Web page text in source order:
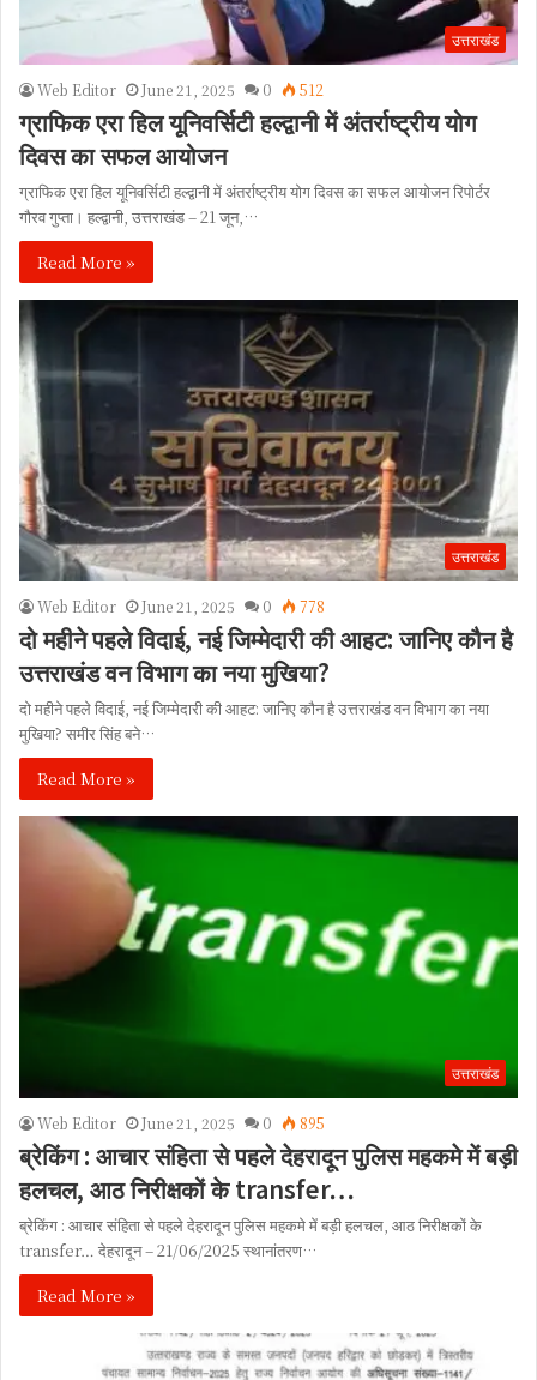
उत्तराखंड
Web Editor June 21, 2025 0 512
ग्राफिक एरा हिल यूनिवर्सिटी हल्द्वानी में अंतर्राष्ट्रीय योग
दिवस का सफल आयोजन
ग्राफिक एरा हिल यूनिवर्सिटी हल्द्वानी में अंतर्राष्ट्रीय योग दिवस का सफल आयोजन रिपोर्टर
गौरव गुप्ता। हल्द्वानी, उत्तराखंड – 21 जून,…
Read More »
उत्तराखंड
Web Editor June 21, 2025 0 778
दो महीने पहले विदाई, नई जिम्मेदारी की आहट: जानिए कौन है
उत्तराखंड वन विभाग का नया मुखिया?
दो महीने पहले विदाई, नई जिम्मेदारी की आहट: जानिए कौन है उत्तराखंड वन विभाग का नया
मुखिया? समीर सिंह बने…
Read More »
उत्तराखंड
Web Editor June 21, 2025 0 895
ब्रेकिंग : आचार संहिता से पहले देहरादून पुलिस महकमे में बड़ी
हलचल, आठ निरीक्षकों के transfer…
ब्रेकिंग : आचार संहिता से पहले देहरादून पुलिस महकमे में बड़ी हलचल, आठ निरीक्षकों के
transfer… देहरादून – 21/06/2025 स्थानांतरण…
Read More »